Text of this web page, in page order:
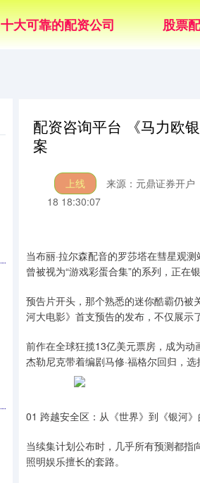
十大可靠的配资公司 股票
配资咨询平台 《马力欧
案
上线 来源：元鼎证券开户
18 18:30:07
当布丽·拉尔森配音的罗莎塔在彗星观
曾被视为“游戏彩蛋合集”的系列，正在
预告片开头，那个熟悉的迷你酷霸仍被
河大电影》首支预告的发布，不仅展示
前作在全球狂揽13亿美元票房，成为动
杰勒尼克带着编剧马修·福格尔回归，
01 跨越安全区：从《世界》到《银河
当续集计划公布时，几乎所有预测都
照明娱乐擅长的套路。